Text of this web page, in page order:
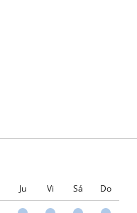
Ju Vi Sá Do